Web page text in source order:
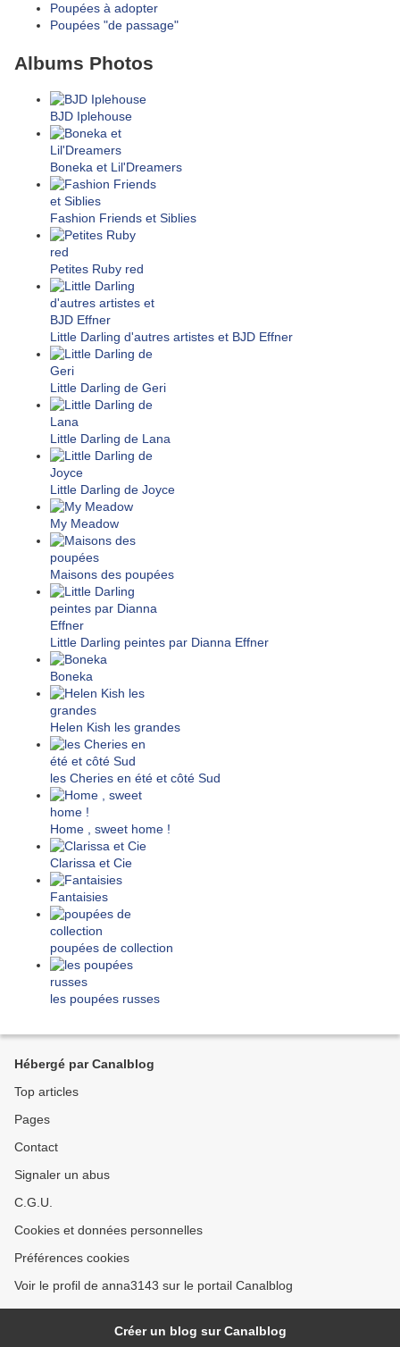
Poupées à adopter
Poupées "de passage"
Albums Photos
BJD Iplehouse
Boneka et Lil'Dreamers
Fashion Friends et Siblies
Petites Ruby red
Little Darling d'autres artistes et BJD Effner
Little Darling de Geri
Little Darling de Lana
Little Darling de Joyce
My Meadow
Maisons des poupées
Little Darling peintes par Dianna Effner
Boneka
Helen Kish les grandes
les Cheries en été et côté Sud
Home , sweet home !
Clarissa et Cie
Fantaisies
poupées de collection
les poupées russes
Hébergé par Canalblog
Top articles
Pages
Contact
Signaler un abus
C.G.U.
Cookies et données personnelles
Préférences cookies
Voir le profil de anna3143 sur le portail Canalblog
Créer un blog sur Canalblog